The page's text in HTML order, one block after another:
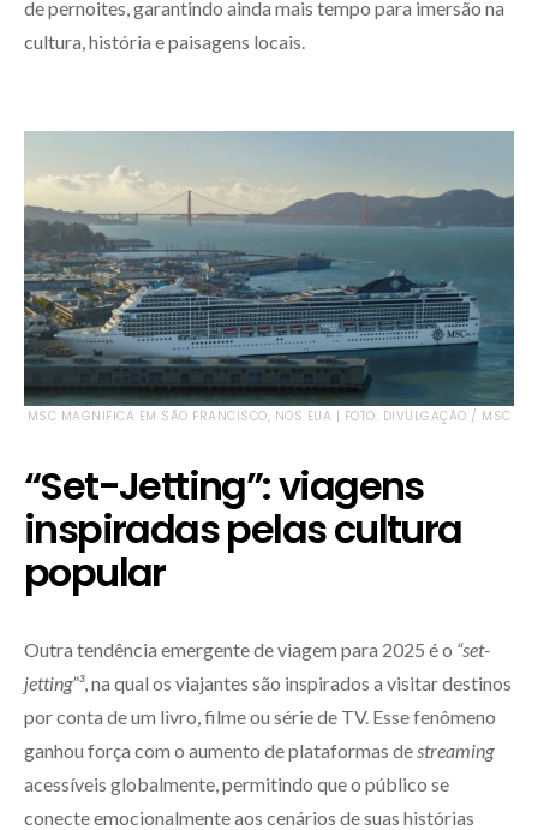
de pernoites, garantindo ainda mais tempo para imersão na
cultura, história e paisagens locais.
MSC MAGNIFICA EM SÃO FRANCISCO, NOS EUA | FOTO: DIVULGAÇÃO / MSC
“Set-Jetting”: viagens
inspiradas pelas cultura
popular
Outra tendência emergente de viagem para 2025 é o “set-
jetting”³, na qual os viajantes são inspirados a visitar destinos
por conta de um livro, filme ou série de TV. Esse fenômeno
ganhou força com o aumento de plataformas destreaming
acessíveis globalmente, permitindo que o público se
conecte emocionalmente aos cenários de suas histórias